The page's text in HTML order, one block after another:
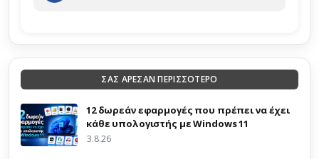
ΣΑΣ ΑΡΕΣΑΝ ΠΕΡΙΣΣΟΤΕΡΟ
12 δωρεάν εφαρμογές που πρέπει να έχει
κάθε υπολογιστής με Windows 11
3.8.26